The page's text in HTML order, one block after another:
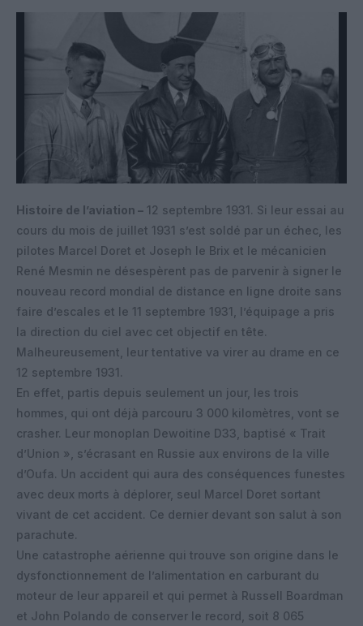
Histoire de l’aviation – 12 septembre 1931. Si leur essai au
cours du mois de juillet 1931 s’est soldé par un échec, les
pilotes Marcel Doret et Joseph le Brix et le mécanicien
René Mesmin ne désespèrent pas de parvenir à signer le
nouveau record mondial de distance en ligne droite sans
faire d’escales et le 11 septembre 1931, l’équipage a pris
la direction du ciel avec cet objectif en tête.
Malheureusement, leur tentative va virer au drame en ce
12 septembre 1931.
En effet, partis depuis seulement un jour, les trois
hommes, qui ont déjà parcouru 3 000 kilomètres, vont se
crasher. Leur monoplan Dewoitine D33, baptisé « Trait
d’Union », s’écrasant en Russie aux environs de la ville
d’Oufa. Un accident qui aura des conséquences funestes
avec deux morts à déplorer, seul Marcel Doret sortant
vivant de cet accident. Ce dernier devant son salut à son
parachute.
Une catastrophe aérienne qui trouve son origine dans le
dysfonctionnement de l’alimentation en carburant du
moteur de leur appareil et qui permet à Russell Boardman
et John Polando de conserver le record, soit 8 065